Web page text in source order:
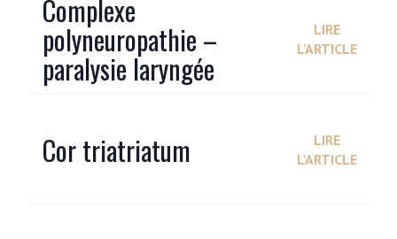
Complexe
polyneuropathie –
paralysie laryngée
LIRE
L'ARTICLE
Cor triatriatum
LIRE
L'ARTICLE